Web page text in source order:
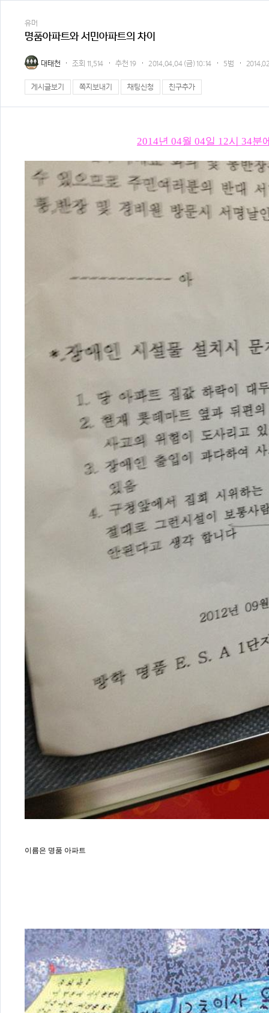
유머
명품아파트와 서민아파트의 차이
대태천 조회 11,514 추천19 2014.04.04 (금) 10:14 5범
게시글보기 쪽지보내기 채팅신청 친구추가
2014년 04월 04일 12시 34
이름은 명품 아파트